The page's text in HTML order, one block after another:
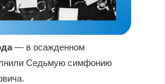
— в осажденном
Седьмую симфонию